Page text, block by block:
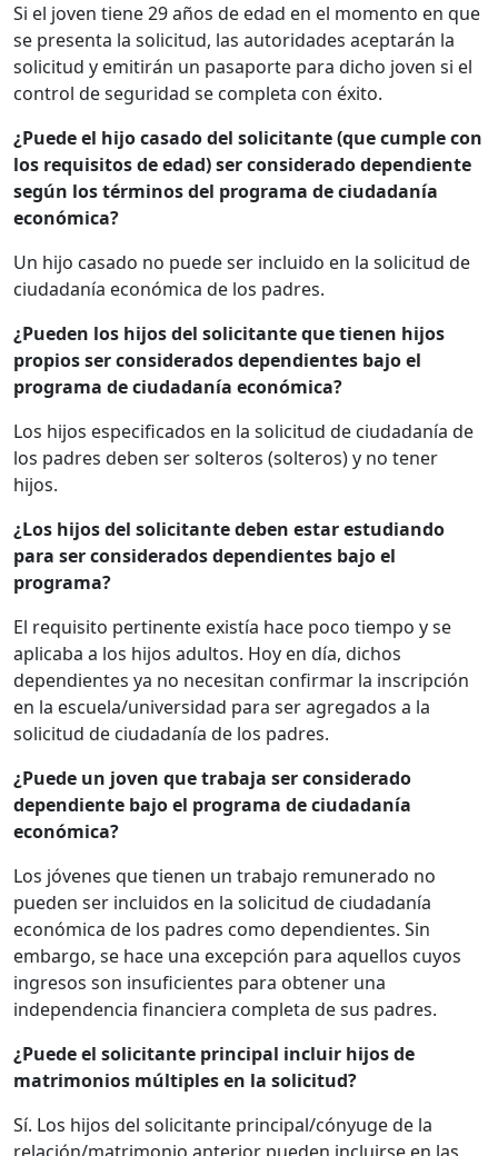
Si el joven tiene 29 años de edad en el momento en que
se presenta la solicitud, las autoridades aceptarán la
solicitud y emitirán un pasaporte para dicho joven si el
control de seguridad se completa con éxito.
¿Puede el hijo casado del solicitante (que cumple con
los requisitos de edad) ser considerado dependiente
según los términos del programa de ciudadanía
económica?
Un hijo casado no puede ser incluido en la solicitud de
ciudadanía económica de los padres.
¿Pueden los hijos del solicitante que tienen hijos
propios ser considerados dependientes bajo el
programa de ciudadanía económica?
Los hijos especificados en la solicitud de ciudadanía de
los padres deben ser solteros (solteros) y no tener
hijos.
¿Los hijos del solicitante deben estar estudiando
para ser considerados dependientes bajo el
programa?
El requisito pertinente existía hace poco tiempo y se
aplicaba a los hijos adultos. Hoy en día, dichos
dependientes ya no necesitan confirmar la inscripción
en la escuela/universidad para ser agregados a la
solicitud de ciudadanía de los padres.
¿Puede un joven que trabaja ser considerado
dependiente bajo el programa de ciudadanía
económica?
Los jóvenes que tienen un trabajo remunerado no
pueden ser incluidos en la solicitud de ciudadanía
económica de los padres como dependientes. Sin
embargo, se hace una excepción para aquellos cuyos
ingresos son insuficientes para obtener una
independencia financiera completa de sus padres.
¿Puede el solicitante principal incluir hijos de
matrimonios múltiples en la solicitud?
Sí. Los hijos del solicitante principal/cónyuge de la